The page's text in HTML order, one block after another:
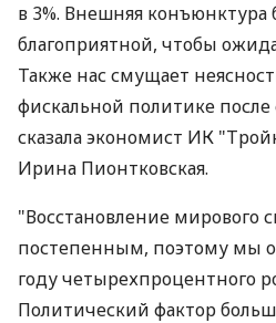
в 3%. Внешняя конъюнктура
благоприятной, чтобы
Также нас смущает
фискальной политике
сказала экономист ИК
Ирина Пионтковская.
"Восстановление мирового
постепенным, поэтому мы
году четырехпроцентного
Политический фактор